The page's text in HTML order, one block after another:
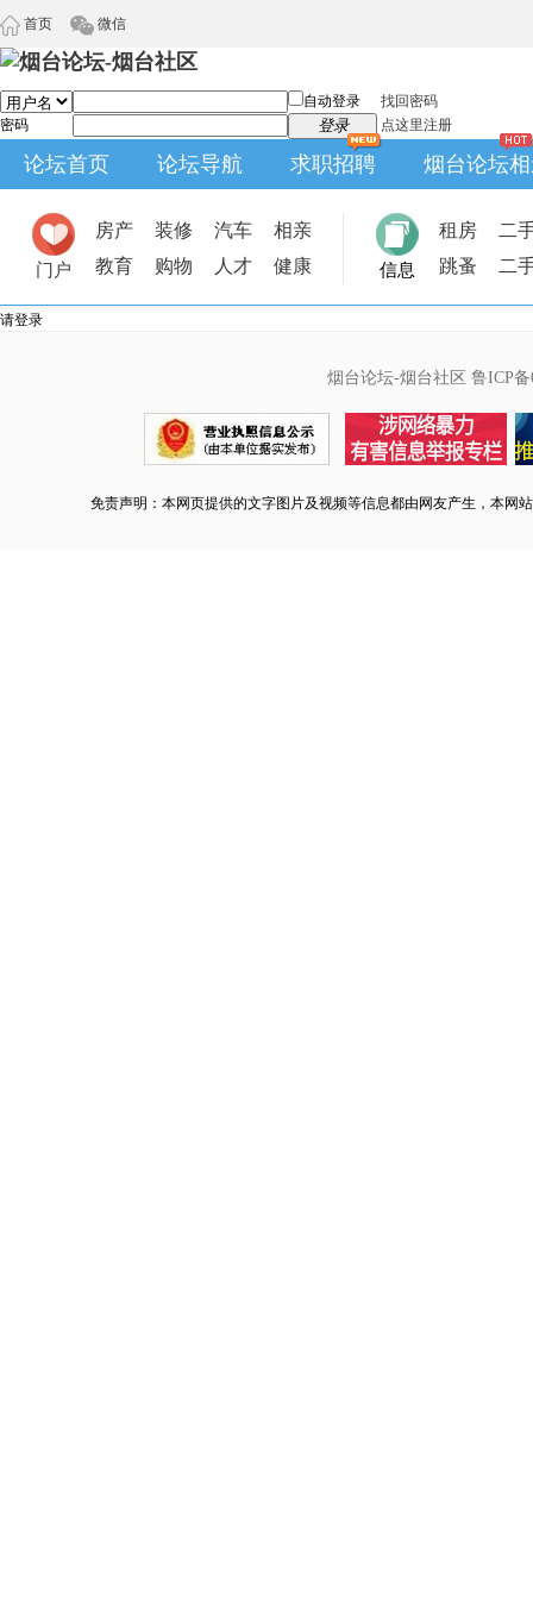
首页 微信
自动登录
找回密码
密码
登录 点这里注册
论坛首页 论坛导航 求职招聘 烟台论坛
门户
房产 装修 汽车
相亲
教育
购物 人才 健康 信息
租房
二
跳蚤
二
请登录
烟台论坛-烟台社区 鲁ICP备
免责声明：本网页提供的文字图片及视频等信息都由网友产生，本网